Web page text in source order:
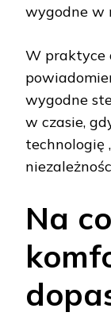
wygodne w
W praktyce
wygodne
w czasie,
technologię
Na